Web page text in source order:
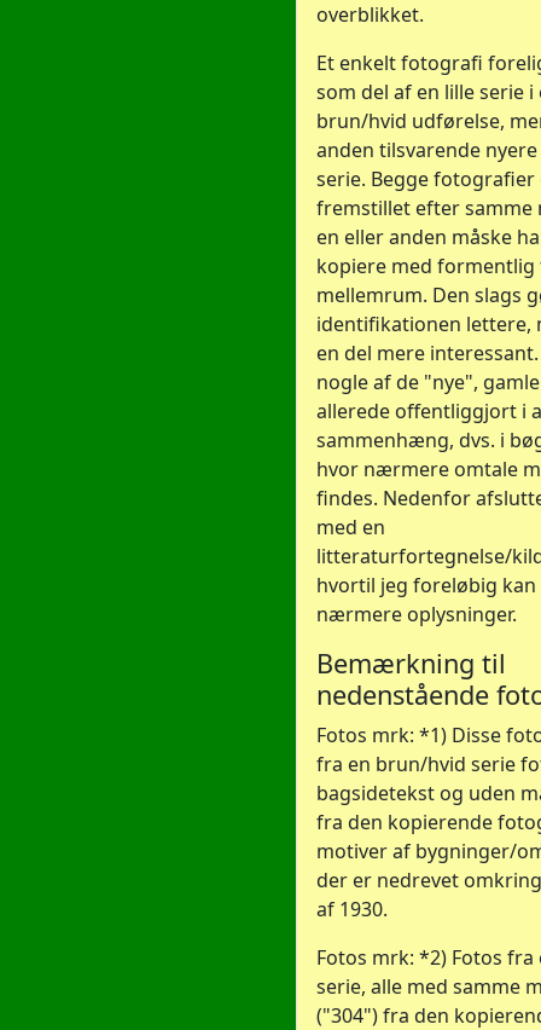
overblikket.
Et enkelt fotografi
som del af en lille serie
brun/hvid udførelse,
anden tilsvarende
serie. Begge fotografier
fremstillet efter samme
en eller anden måske
kopiere med formentlig
mellemrum. Den slags
identifikationen lettere,
en del mere
nogle af de "nye",
allerede offentliggjort i
sammenhæng, dvs. i
hvor nærmere omtale
findes. Nedenfor
med en
litteraturfortegnelse/
hvortil jeg foreløbig
nærmere oplysninger.
Bemærkning til
nedenstående
Fotos mrk: *1) Disse
fra en brun/hvid serie
bagsidetekst og uden
fra den kopierende
motiver af bygninger/
der er nedrevet
af 1930.
Fotos mrk: *2) Fotos
serie, alle med samme
("304") fra den